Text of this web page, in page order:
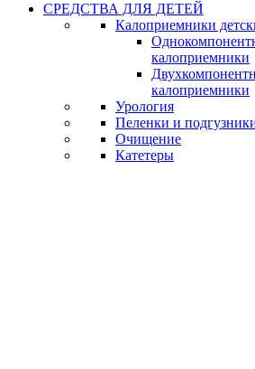
СРЕДСТВА ДЛЯ ДЕТЕЙ
Калоприемники
калоприемники
калоприемники
Урология
Пеленки и
Очищение
Катетеры